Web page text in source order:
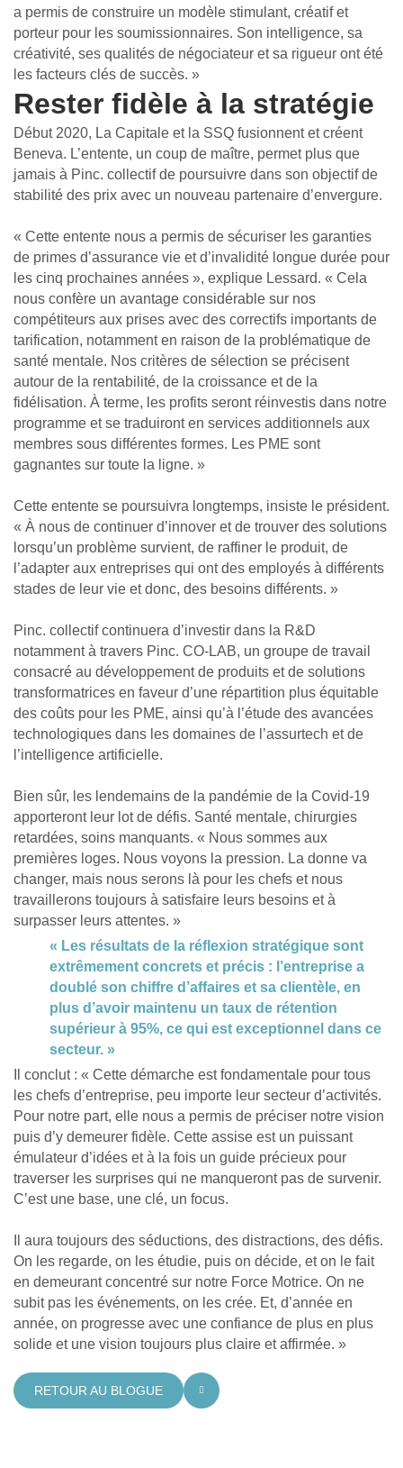
a permis de construire un modèle stimulant, créatif et
porteur pour les soumissionnaires. Son intelligence, sa
créativité, ses qualités de négociateur et sa rigueur ont été
les facteurs clés de succès. »
Rester fidèle à la stratégie
Début 2020, La Capitale et la SSQ fusionnent et créent
Beneva. L’entente, un coup de maître, permet plus que
jamais à Pinc. collectif de poursuivre dans son objectif de
stabi­lité des prix avec un nouveau partenaire d’envergure.
« Cette entente nous a permis de sécuriser les garanties
de primes d’assurance vie et d’invalidité longue durée pour
les cinq prochaines années », explique Lessard. « Cela
nous confère un avantage considérable sur nos
compétiteurs aux prises avec des correctifs importants de
tarification, notamment en raison de la problématique de
santé mentale. Nos critères de sélection se précisent
autour de la rentabilité, de la croissance et de la
fidélisation. À terme, les profits seront réinvestis dans notre
programme et se traduiront en services additionnels aux
membres sous différentes formes. Les PME sont
gagnantes sur toute la ligne. »
Cette entente se poursuivra longtemps, insiste le président.
« À nous de continuer d’innover et de trouver des solutions
lorsqu’un problème survient, de raffiner le produit, de
l’adapter aux entreprises qui ont des employés à différents
stades de leur vie et donc, des besoins différents. »
Pinc. collectif continuera d’investir dans la R&D
notamment à travers Pinc. CO-LAB, un groupe de travail
consacré au développement de produits et de solutions
transformatrices en faveur d’une répartition plus équitable
des coûts pour les PME, ainsi qu’à l’étude des avancées
technologiques dans les domaines de l’assurtech et de
l’intelligence artificielle.
Bien sûr, les lendemains de la pandémie de la Covid-19
apporteront leur lot de défis. Santé mentale, chirurgies
retardées, soins manquants. « Nous sommes aux
premières loges. Nous voyons la pression. La donne va
changer, mais nous serons là pour les chefs et nous
travaillerons toujours à satisfaire leurs besoins et à
surpasser leurs attentes. »
« Les résultats de la réflexion stratégique sont
extrêmement concrets et précis : l’entreprise a
doublé son chiffre d’affaires et sa clientèle, en
plus d’avoir maintenu un taux de rétention
supérieur à 95%, ce qui est exceptionnel dans ce
secteur. »
Il conclut : « Cette démarche est fondamentale pour tous
les chefs d’entreprise, peu importe leur secteur d’activités.
Pour notre part, elle nous a permis de préciser notre vision
puis d’y demeurer fidèle. Cette assise est un puissant
émulateur d’idées et à la fois un guide précieux pour
traverser les surprises qui ne manqueront pas de survenir.
C’est une base, une clé, un focus.
Il aura toujours des séductions, des distractions, des défis.
On les regarde, on les étudie, puis on décide, et on le fait
en demeurant concentré sur notre Force Motrice. On ne
subit pas les événements, on les crée. Et, d’année en
année, on progresse avec une confiance de plus en plus
solide et une vision toujours plus claire et affirmée. »
RETOUR AU BLOGUE